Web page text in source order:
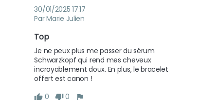
30/01/2025 17:17
Par Marie Julien
Top
Je ne peux plus me passer du sérum
Schwarzkopf qui rend mes cheveux
incroyablement doux. En plus, le bracelet
offert est canon !
0
0